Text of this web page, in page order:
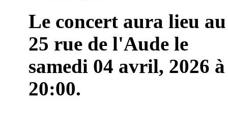
Le concert aura lieu au
25 rue de l'Aude le
samedi 04 avril, 2026 à
20:00.